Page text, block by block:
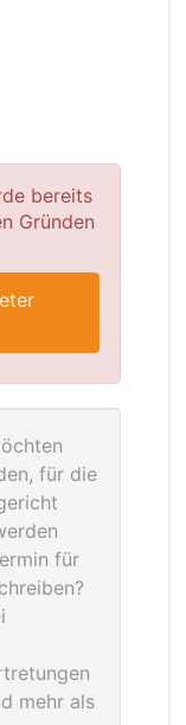
bereits
Gründen
für die
für
mehr als